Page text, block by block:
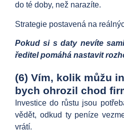
do té doby, než narazíte.
Strategie postavená na
Pokud si s daty nevíte
ředitel pomáhá nastavit
(6) Vím, kolik můžu
bych ohrozil chod
Investice do růstu jsou
vědět, odkud ty peníze
vrátí.